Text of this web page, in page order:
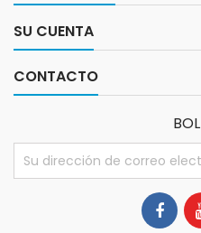
SU CUENTA
CONTACTO